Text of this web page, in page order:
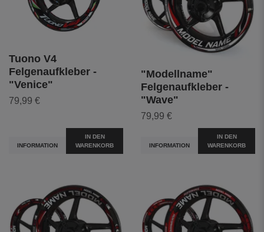
Tuono V4
Felgenaufkleber -
"Venice"
79,99 €
INFORMATION
IN DEN
WARENKORB
"Modellname"
Felgenaufkleber -
"Wave"
79,99 €
INFORMATION
IN DEN
WARENKORB